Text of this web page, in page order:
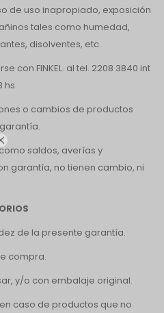
de uso inapropiado, exposición
tales como humedad,
disolventes, etc.
con FINKEL. al tel. 2208 3840 int
hs.
o cambios de productos
saldos, averías y
garantía, no tienen cambio, ni
de la presente garantía.
compra.
y/o con embalaje original.
caso de productos que no